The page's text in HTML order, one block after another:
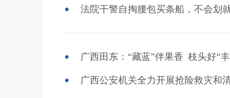
法院干警自掏腰包买条船，不会划
广西田东：“藏蓝”伴果香 枝头好“
广西公安机关全力开展抢险救灾和